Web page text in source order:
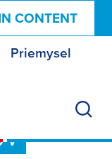
CONTENT
Priemysel